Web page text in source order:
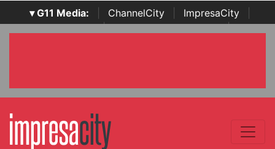
▾ G11 Media: ChannelCity ImpresaCity
SecurityOpenLab | Italian Channel Awards | Italian